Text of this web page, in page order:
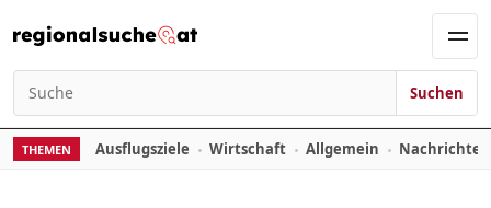
Suchen nach:
Suchen
THEMEN Ausflugsziele Wirtschaft Allgemein